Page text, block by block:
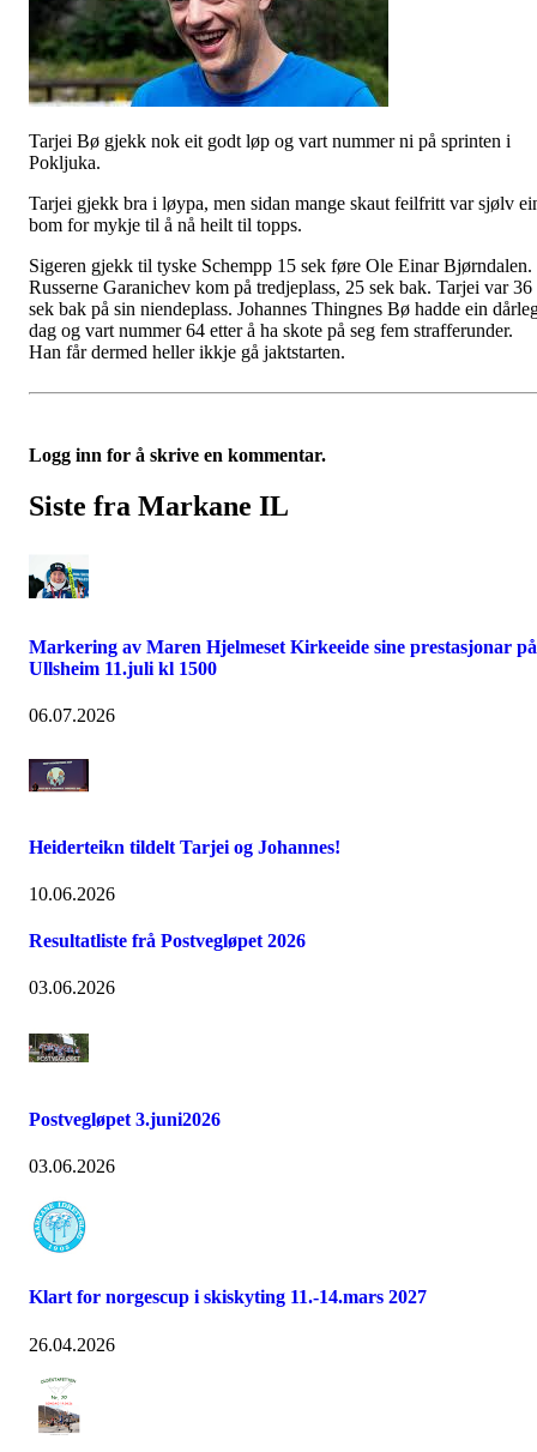
Tarjei Bø gjekk nok eit godt løp og vart nummer ni på sprinten i
Pokljuka.
Tarjei gjekk bra i løypa, men sidan mange skaut feilfritt var sjølv
bom for mykje til å nå heilt til topps.
Sigeren gjekk til tyske Schempp 15 sek føre Ole Einar Bjørndalen.
Russerne Garanichev kom på tredjeplass, 25 sek bak. Tarjei var 36
sek bak på sin niendeplass. Johannes Thingnes Bø hadde ein
dag og vart nummer 64 etter å ha skote på seg fem strafferunder.
Han får dermed heller ikkje gå jaktstarten.
Logg inn for å skrive en kommentar.
Siste fra Markane IL
Markering av Maren Hjelmeset Kirkeeide sine prestasjonar på
Ullsheim 11.juli kl 1500
06.07.2026
Heiderteikn tildelt Tarjei og Johannes!
10.06.2026
Resultatliste frå Postvegløpet 2026
03.06.2026
Postvegløpet 3.juni2026
03.06.2026
Klart for norgescup i skiskyting 11.-14.mars 2027
26.04.2026